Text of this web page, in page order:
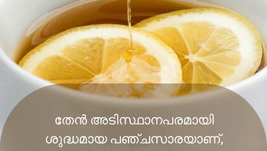
തേൻ അടിസ്ഥാനപരമായി
ശുദ്ധമായ പഞ്ചസാരയാണ്,